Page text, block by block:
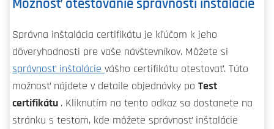
Možnosť otestovanie správnosti inštalácie
Správna inštalácia certifikátu je kľúčom k jeho
dôveryhodnosti pre vaše návštevníkov. Môžete si
správnosť inštalácie vášho certifikátu otestovať. Túto
možnosť nájdete v detaile objednávky po Test
certifikátu . Kliknutím na tento odkaz sa dostanete na
stránku s testom, kde môžete správnosť inštalácie